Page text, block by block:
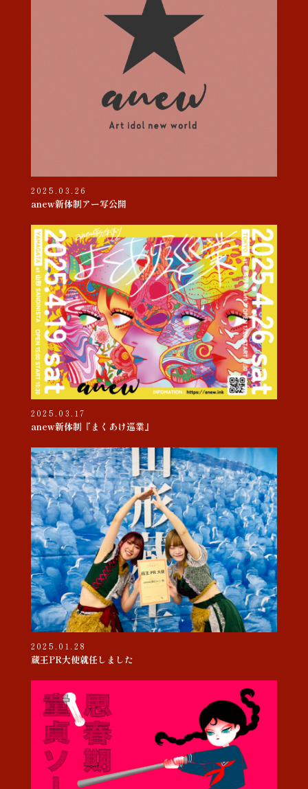
2025.03.26
anew新体制アー写公開
2025.03.17
anew新体制『まくあけ巡業』
2025.01.28
蔵王PR大使就任しました